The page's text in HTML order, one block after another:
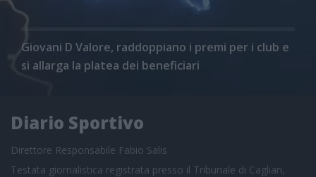
Giovani D Valore, raddoppiano i premi per i club e
si allarga la platea dei beneficiari
Diario Sportivo
Direttore Responsabile Fabio Salis
Testata giornalistica registrata presso il Tribunale di Cagliari,